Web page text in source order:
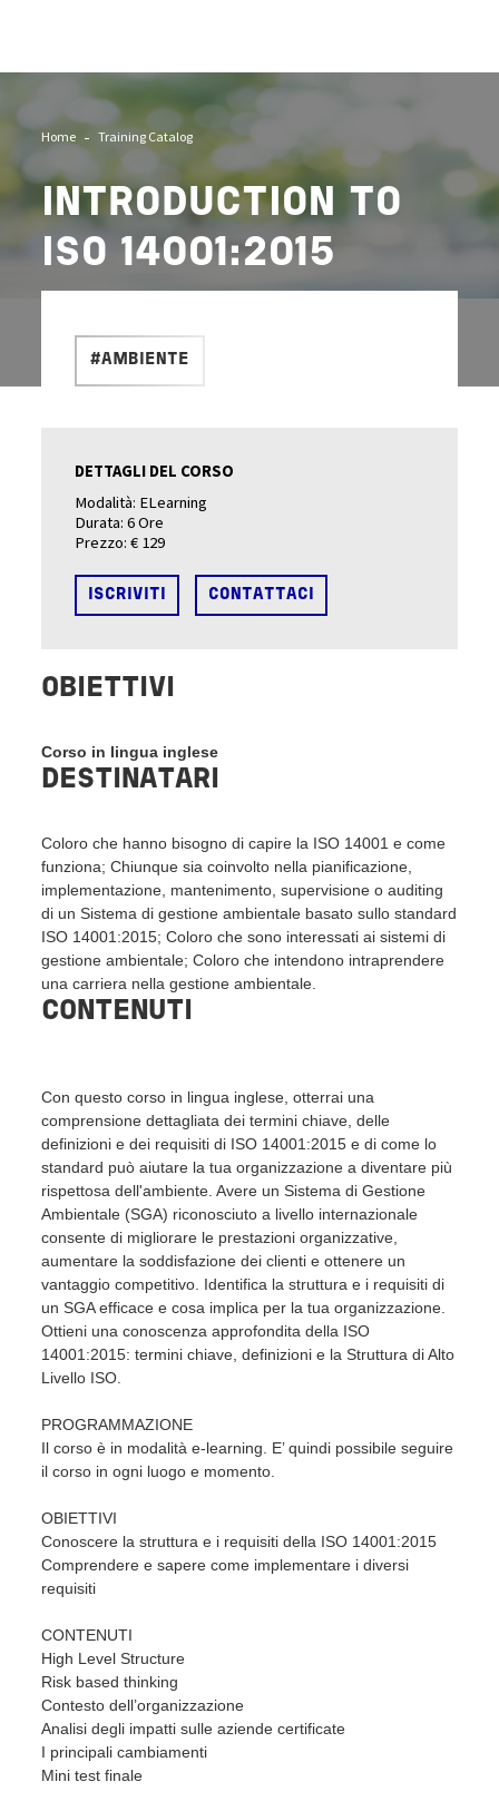
Home Training Catalog
INTRODUCTION TO
ISO 14001:2015
#AMBIENTE
DETTAGLI DEL CORSO
Modalità: ELearning
Durata:6 Ore
Prezzo: € 129
ISCRIVITI CONTATTACI
OBIETTIVI
Corso in lingua inglese
DESTINATARI
Coloro che hanno bisogno di capire la ISO 14001 e come
funziona; Chiunque sia coinvolto nella pianificazione,
implementazione, mantenimento, supervisione o auditing
di un Sistema di gestione ambientale basato sullo standard
ISO 14001:2015; Coloro che sono interessati ai sistemi di
gestione ambientale; Coloro che intendono intraprendere
una carriera nella gestione ambientale.
CONTENUTI
Con questo corso in lingua inglese, otterrai una
comprensione dettagliata dei termini chiave, delle
definizioni e dei requisiti di ISO 14001:2015 e di come lo
standard può aiutare la tua organizzazione a diventare più
rispettosa dell'ambiente. Avere un Sistema di Gestione
Ambientale (SGA) riconosciuto a livello internazionale
consente di migliorare le prestazioni organizzative,
aumentare la soddisfazione dei clienti e ottenere un
vantaggio competitivo. Identifica la struttura e i requisiti di
un SGA efficace e cosa implica per la tua organizzazione.
Ottieni una conoscenza approfondita della ISO
14001:2015: termini chiave, definizioni e la Struttura di Alto
Livello ISO.
PROGRAMMAZIONE
Il corso è in modalità e-learning. E’ quindi possibile seguire
il corso in ogni luogo e momento.
OBIETTIVI
Conoscere la struttura e i requisiti della ISO 14001:2015
Comprendere e sapere come implementare i diversi
requisiti
CONTENUTI
High Level Structure
Risk based thinking
Contesto dell’organizzazione
Analisi degli impatti sulle aziende certificate
I principali cambiamenti
Mini test finale